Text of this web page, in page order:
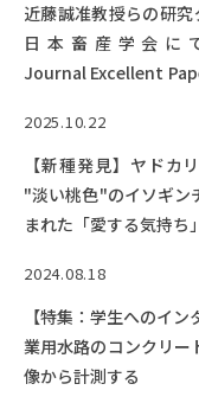
〒
近藤誠准教授らの研
日本畜産学会に
Journal Excellent
2025.10.22
【新種発見】ヤドカ
"淡い桃色"のイソギ
まれた「愛する気持
2024.08.18
【特集：学生へのイ
業用水路のコンクリー
像から計測する